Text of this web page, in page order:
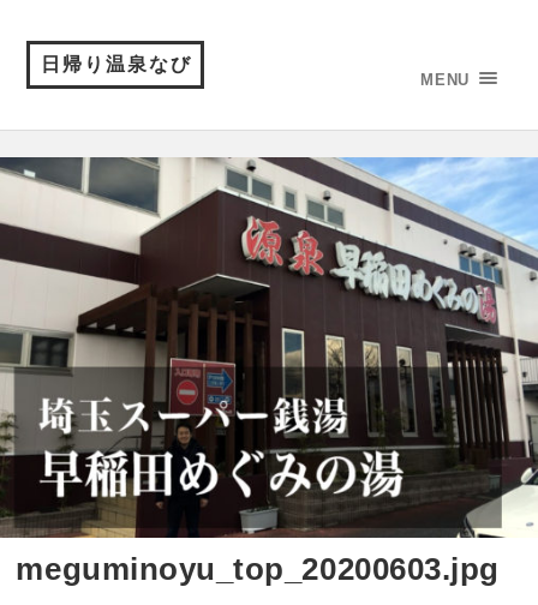
日帰り温泉なび
MENU
meguminoyu_top_20200603.jpg